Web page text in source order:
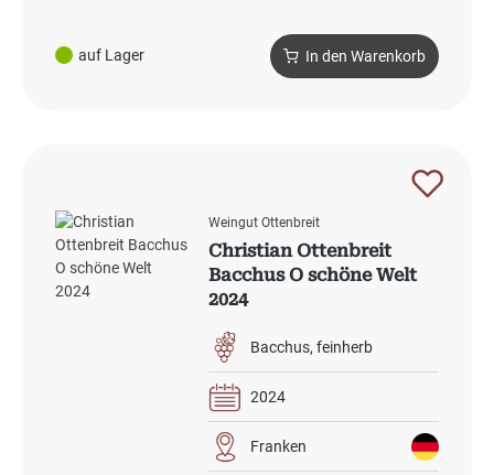
auf Lager In den Warenkorb
Weingut Ottenbreit
Christian Ottenbreit
Bacchus O schöne Welt
2024
Bacchus feinherb
2024
Franken